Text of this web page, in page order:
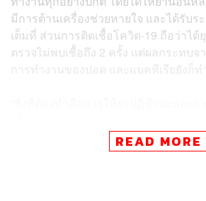
มีการต้านเครื่องช่วยหายใจ และได้รับร
เต็มที่ ส่วนการติดเชื้อโควิด-19 ถือว่าได้
ตรวจไม่พบเชื้อถึง 2 ครั้ง แต่ผลกระทบจ
การทำงานของปอด และแบคทีเรียยังก็
เรื่องการทำงานของสมอง มีผลกระทบเ
และมีโรคประจำตัวทางหลอดเลือดสมอ
READ MORE